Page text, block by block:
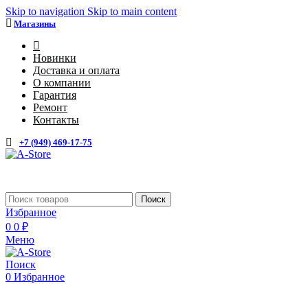
Skip to navigation Skip to main content
Магазины
Новинки
Доставка и оплата
О компании
Гарантия
Ремонт
Контакты
+7 (949) 469-17-75
Поиск
Избранное
0 0 ₽
Меню
Поиск
0 Избранное